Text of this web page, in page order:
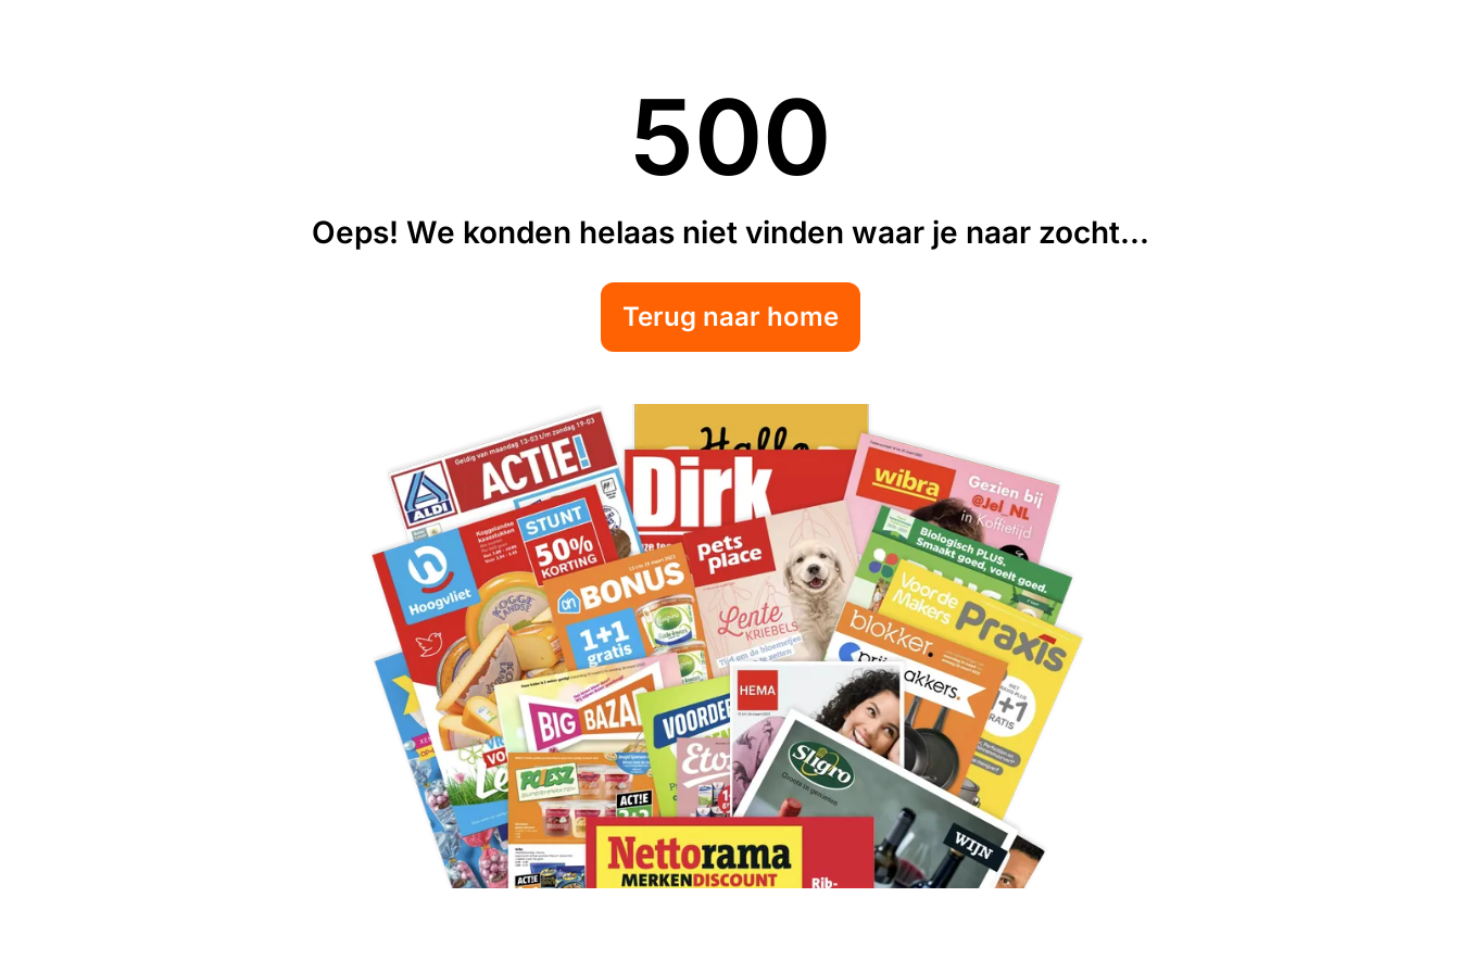
500
Oeps! We konden helaas niet vinden waar je naar zocht...
Terug naar home